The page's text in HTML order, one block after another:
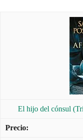
El hijo del cónsul